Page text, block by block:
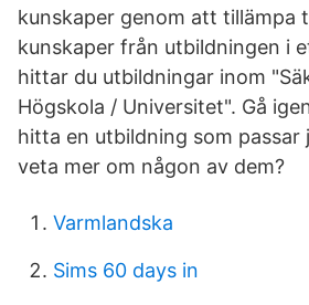
kunskaper genom att tillämpa
kunskaper från utbildningen i
hittar du utbildningar inom
Högskola / Universitet". Gå
hitta en utbildning som passar
veta mer om någon av dem?
Varmlandska
Sims 60 days in